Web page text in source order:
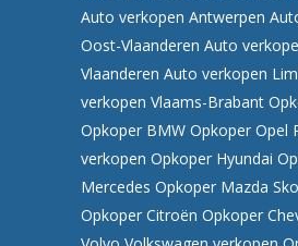
Auto verkopen Antwerpen
Oost-Vlaanderen Auto
Vlaanderen Auto verkopen
verkopen Vlaams-Brabant
Opkoper BMW Opkoper Opel
verkopen Opkoper Hyundai
Mercedes Opkoper Mazda
Opkoper Citroën Opkoper